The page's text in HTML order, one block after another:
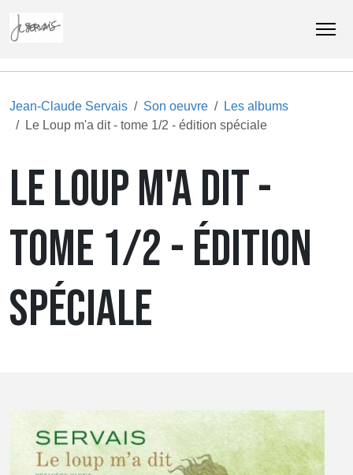
Jean-Claude Servais Son oeuvre
Les albums
Le Loup m'a dit - tome 1/2 - édition spéciale
LE LOUP M'A DIT -
TOME 1/2 - ÉDITION
SPÉCIALE